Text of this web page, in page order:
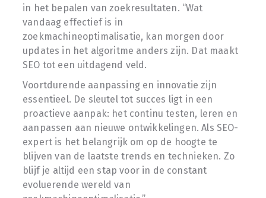
in het bepalen van zoekresultaten. “Wat
vandaag effectief is in
zoekmachineoptimalisatie, kan morgen door
updates in het algoritme anders zijn. Dat maakt
SEO tot een uitdagend veld.
Voortdurende aanpassing en innovatie zijn
essentieel. De sleutel tot succes ligt in een
proactieve aanpak: het continu testen, leren en
aanpassen aan nieuwe ontwikkelingen. Als SEO-
expert is het belangrijk om op de hoogte te
blijven van de laatste trends en technieken. Zo
blijf je altijd een stap voor in de constant
evoluerende wereld van